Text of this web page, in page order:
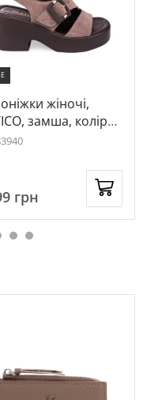
жіночі,
замша, колір
1081334
3940
грн